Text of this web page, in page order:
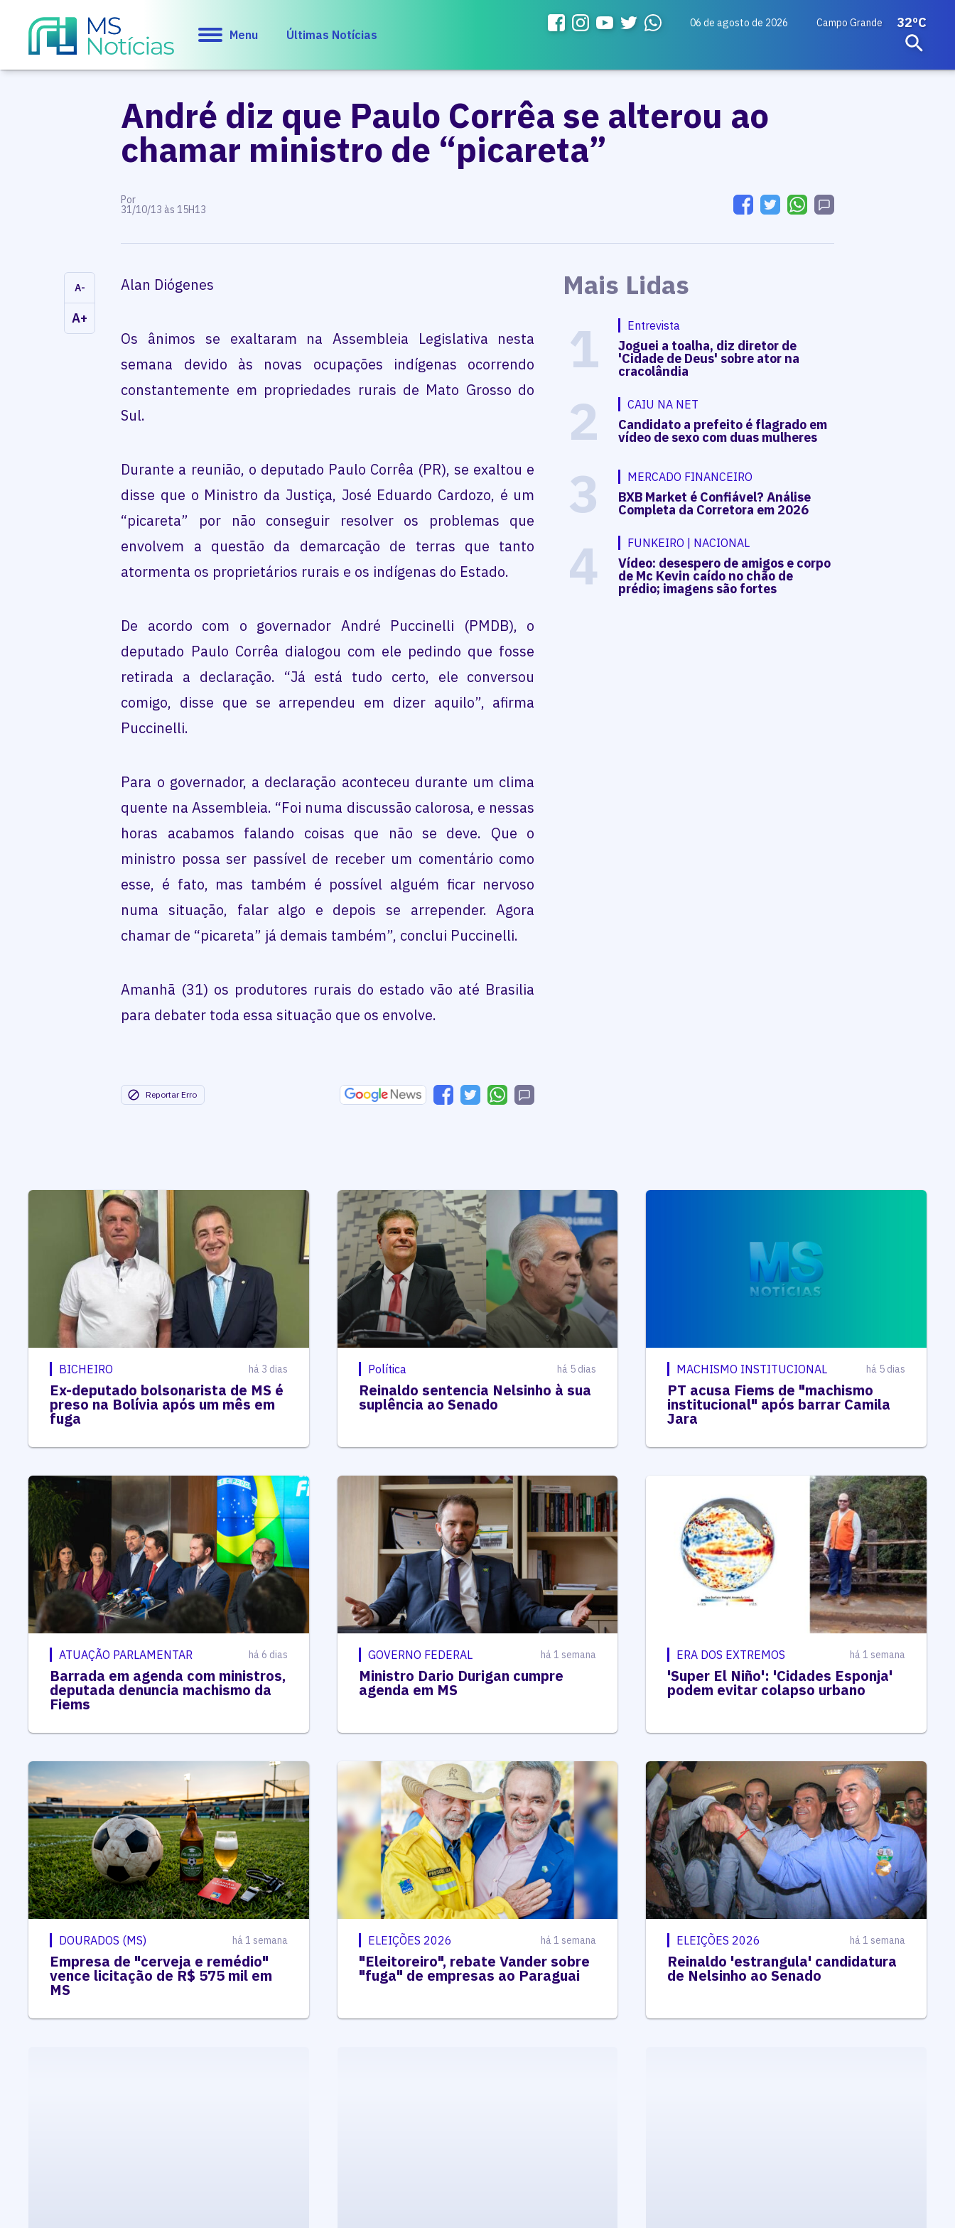
Menu Últimas Notícias
06 de agosto de 2026 Campo Grande 32ºC
André diz que Paulo Corrêa se alterou ao
chamar ministro de “picareta”
Por
31/10/13 às 15H13
A-
A+
Alan Diógenes
Os ânimos se exaltaram na Assembleia Legislativa nesta
semana devido às novas ocupações indígenas ocorrendo
constantemente em propriedades rurais de Mato Grosso do
Sul.
Durante a reunião, o deputado Paulo Corrêa (PR), se exaltou e
disse que o Ministro da Justiça, José Eduardo Cardozo, é um
“picareta” por não conseguir resolver os problemas que
envolvem a questão da demarcação de terras que tanto
atormenta os proprietários rurais e os indígenas do Estado.
De acordo com o governador André Puccinelli (PMDB), o
deputado Paulo Corrêa dialogou com ele pedindo que fosse
retirada a declaração. “Já está tudo certo, ele conversou
comigo, disse que se arrependeu em dizer aquilo”, afirma
Puccinelli.
Para o governador, a declaração aconteceu durante um clima
quente na Assembleia. “Foi numa discussão calorosa, e nessas
horas acabamos falando coisas que não se deve. Que o
ministro possa ser passível de receber um comentário como
esse, é fato, mas também é possível alguém ficar nervoso
numa situação, falar algo e depois se arrepender. Agora
chamar de “picareta” já demais também”, conclui Puccinelli.
Amanhã (31) os produtores rurais do estado vão até Brasilia
para debater toda essa situação que os envolve.
Reportar Erro
Mais Lidas
1 Entrevista
Joguei a toalha, diz diretor de
'Cidade de Deus' sobre ator na
cracolândia
2 CAIU NA NET
Candidato a prefeito é flagrado em
vídeo de sexo com duas mulheres
3 MERCADO FINANCEIRO
BXB Market é Confiável? Análise
Completa da Corretora em 2026
4 FUNKEIRO | NACIONAL
Vídeo: desespero de amigos e corpo
de Mc Kevin caído no chão de
prédio; imagens são fortes
BICHEIRO há 3 dias
Ex-deputado bolsonarista de MS é
preso na Bolívia após um mês em
fuga
Política há 5 dias
Reinaldo sentencia Nelsinho à sua
suplência ao Senado
MACHISMO INSTITUCIONAL há 5 dias
PT acusa Fiems de "machismo
institucional" após barrar Camila
Jara
ATUAÇÃO PARLAMENTAR há 6 dias
Barrada em agenda com ministros,
deputada denuncia machismo da
Fiems
GOVERNO FEDERAL há 1 semana
Ministro Dario Durigan cumpre
agenda em MS
ERA DOS EXTREMOS há 1 semana
'Super El Niño': 'Cidades Esponja'
podem evitar colapso urbano
DOURADOS (MS) há 1 semana
Empresa de "cerveja e remédio"
vence licitação de R$ 575 mil em
MS
ELEIÇÕES 2026 há 1 semana
"Eleitoreiro", rebate Vander sobre
"fuga" de empresas ao Paraguai
ELEIÇÕES 2026 há 1 semana
Reinaldo 'estrangula' candidatura
de Nelsinho ao Senado